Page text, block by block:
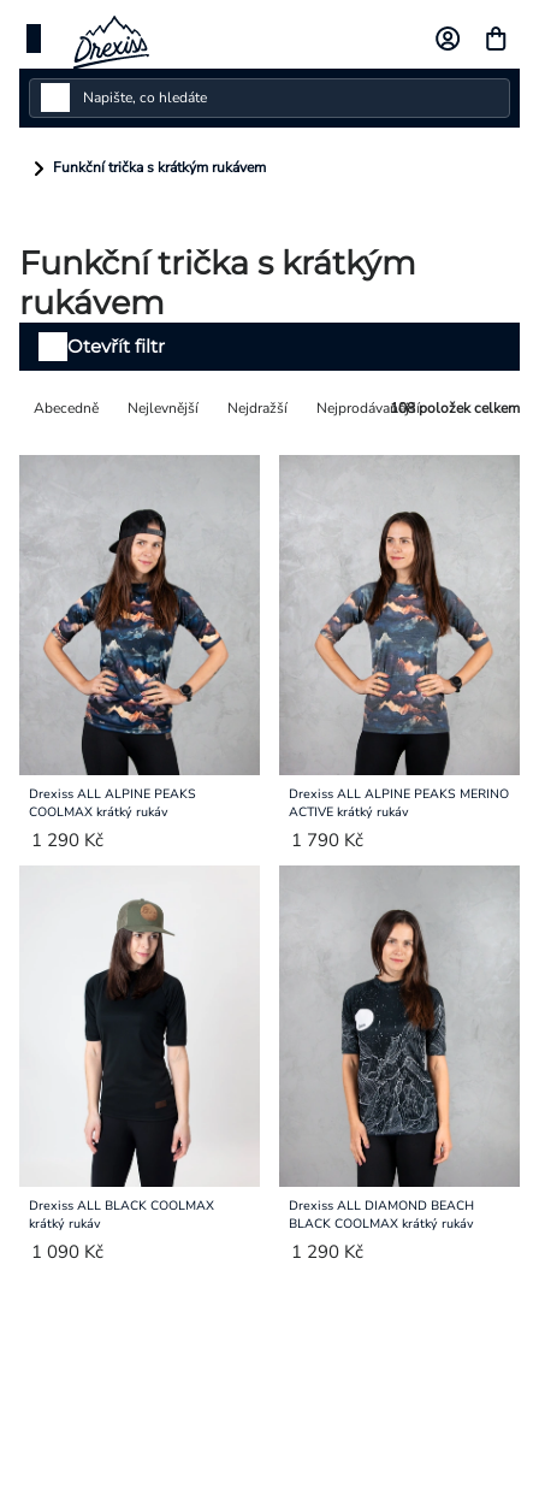
obsah
Dámské
Pánské
Kolekce
Dárkové poukazy
Přihlášení
Funkční trička s krátkým rukávem
Funkční trička s krátkým
rukávem
Řazení
Abecedně Nejlevnější Nejdražší Nejprodávanější
108položek celkem
Otevřít filtr
Výpis
produktů
Drexiss ALL ALPINE PEAKS
COOLMAX krátký rukáv
1 290 Kč
Drexiss ALL ALPINE PEAKS MERINO
ACTIVE krátký rukáv
1 790 Kč
Drexiss ALL BLACK COOLMAX
krátký rukáv
1 090 Kč
Drexiss ALL DIAMOND BEACH
BLACK COOLMAX krátký rukáv
1 290 Kč